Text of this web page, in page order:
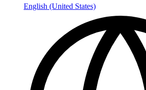
English (United States)